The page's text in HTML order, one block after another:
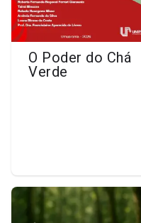
O Poder do Chá
Verde